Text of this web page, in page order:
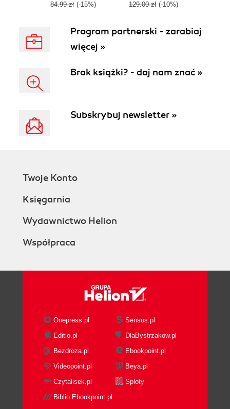
84.99 zł (-15%) 129.00 zł (-10%)
Program partnerski - zarabiaj
więcej »
Brak książki? - daj nam znać »
Subskrybuj newsletter »
Twoje Konto
Księgarnia
Wydawnictwo Helion
Współpraca
Onepress.pl
Sensus.pl
Editio.pl
DlaBystrzakow.pl
Bezdroza.pl
Ebookpoint.pl
Videopoint.pl
Beya.pl
Czytalisek.pl
Sploty
Biblio.Ebookpoint.pl